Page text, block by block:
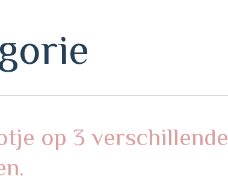
op 3 verschillende